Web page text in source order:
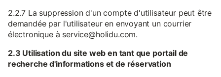
2.2.7 La suppression d'un compte d'utilisateur peut être
demandée par l'utilisateur en envoyant un courrier
électronique à service@holidu.com.
2.3 Utilisation du site web en tant que portail de
recherche d'informations et de réservation